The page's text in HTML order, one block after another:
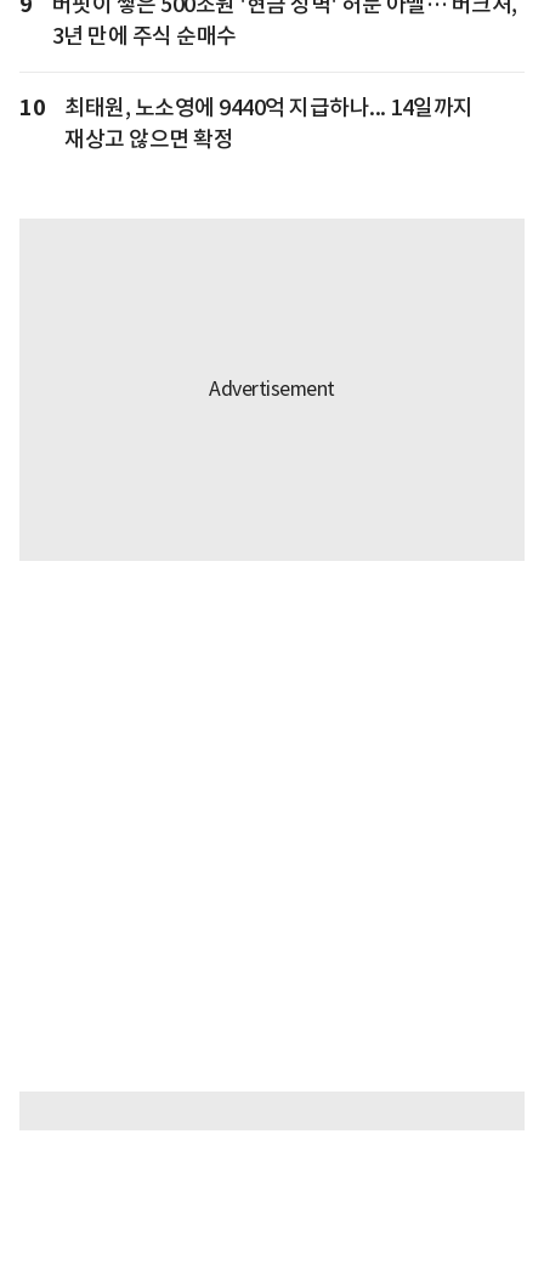
3년 만에 주식 순매수
10
최태원, 노소영에 9440억 지급하나... 14일까지
재상고 않으면 확정